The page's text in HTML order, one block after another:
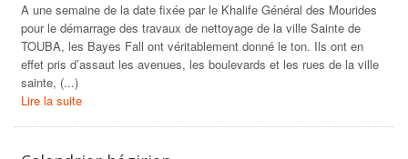
A une semaine de la date fixée par le Khalife Général des Mourides
pour le démarrage des travaux de nettoyage de la ville Sainte de
TOUBA, les Bayes Fall ont véritablement donné le ton. Ils ont en
effet pris d’assaut les avenues, les boulevards et les rues de la ville
sainte, (...)
Lire la suite